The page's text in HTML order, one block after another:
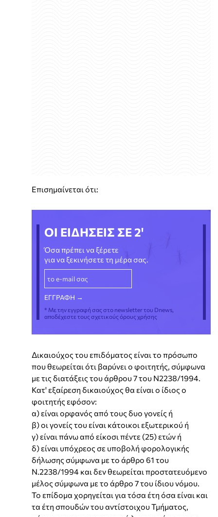
Επισημαίνεται ότι:
ΟΙ ΕΙΔΗΣΕΙΣ ΣΕ 2'
Όσα πρέπει να ξέρετε
για να ξεκινήσετε τη μέρα σας.
* Με την εγγραφή σας στο newsletter του Dnews,
αποδέχεστε τους σχετικούς όρους χρήσης
Δικαιούχος του επιδόματος είναι το πρόσωπο
που θεωρείται ότι βαρύνει ο φοιτητής, σύμφωνα
με τις διατάξεις του άρθρου 7 του Ν2238/1994.
Κατ' εξαίρεση δικαιούχος θα είναι ο ίδιος ο
φοιτητής εφόσον:
α) είναι ορφανός από τους δυο γονείς ή
β) οι γονείς του είναι κάτοικοι εξωτερικού ή
γ) είναι πάνω από είκοσι πέντε (25) ετών ή
δ) είναι υπόχρεος σε υποβολή φορολογικής
δήλωσης σύμφωνα με το άρθρο 61 του
Ν.2238/1994 και δεν θεωρείται προστατευόμενο
μέλος σύμφωνα με το άρθρο 7 του ίδιου νόμου.
Το επίδομα χορηγείται για τόσα έτη όσα είναι και
τα έτη σπουδών του αντίστοιχου Τμήματος,